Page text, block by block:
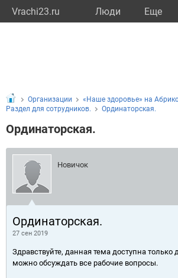
Vrachi23.ru Люди Eще
Организации «Наше здоровье» на
Раздел для сотрудников.
Ординаторская.
Ординаторская.
Новичок
Ординаторская.
27 сен 2019
Здравствуйте, данная тема доступна только
можно обсуждать все рабочие вопросы.